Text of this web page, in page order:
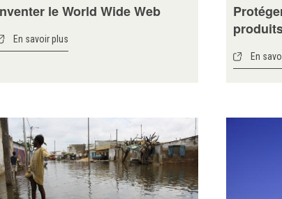
le World Wide Web
En savoir plus
En